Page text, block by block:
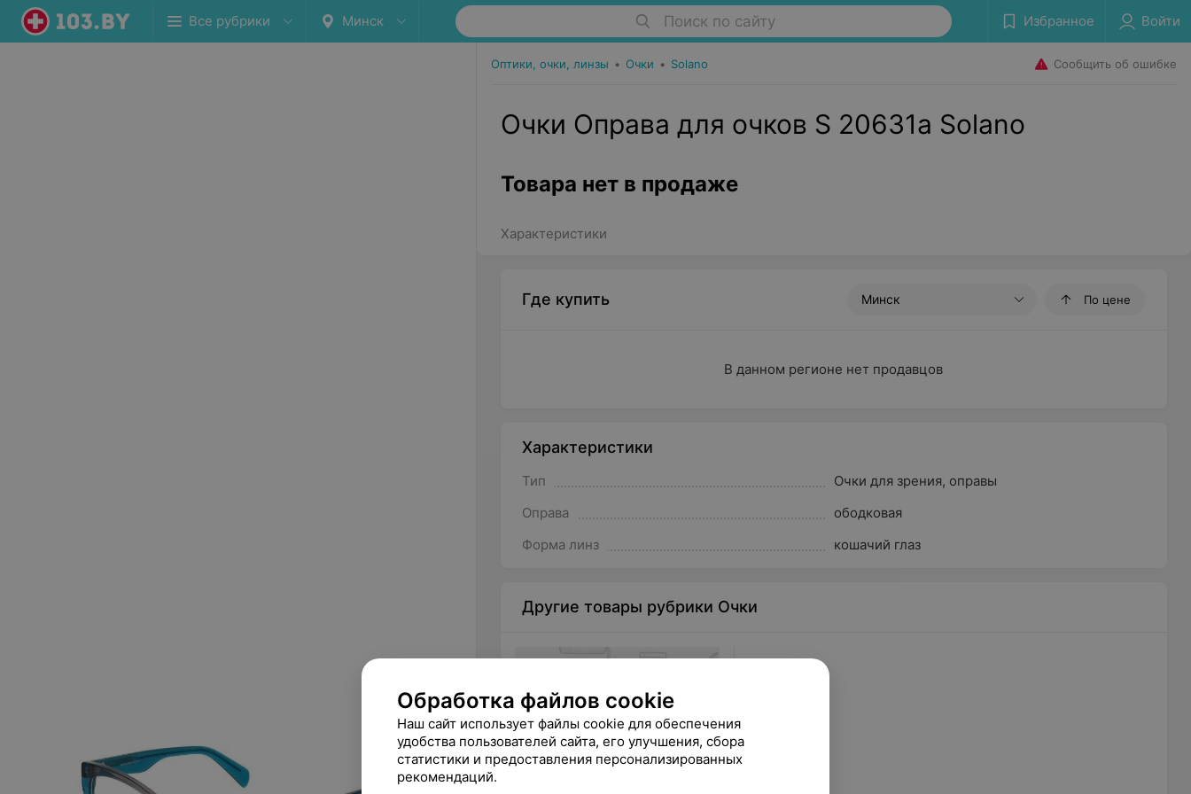
Все рубрики Минск Поиск по сайту Избранное Войти
Оптики, очки, линзы • Очки • Solano Сообщить об ошибке
Очки Оправа для очков S 20631a Solano
Товара нет в продаже
Характеристики
Где купить Минск По цене
В данном регионе нет продавцов
Характеристики
Тип
Очки для зрения, оправы
Оправа
ободковая
Форма линз
кошачий глаз
Другие товары рубрики Очки
Обработка файлов cookie
Наш сайт использует файлы cookie для обеспечения
удобства пользователей сайта, его улучшения, сбора
статистики и предоставления персонализированных
рекомендаций.